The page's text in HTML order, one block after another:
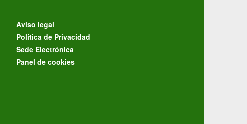
Aviso legal
Política de Privacidad
Sede Electrónica
Panel de cookies